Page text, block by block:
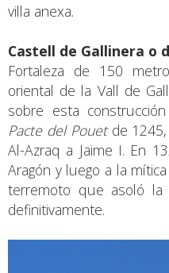
villa anexa.
Castell de Gallinera o
Fortaleza de 150
oriental de la Vall de
sobre esta
Pacte del Pouetde 1245,
Al-Azraq a Jaime I. En
Aragón y luego a la
terremoto que asoló
definitivamente.